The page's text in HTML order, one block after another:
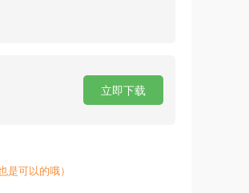
立即下载
可以的哦）